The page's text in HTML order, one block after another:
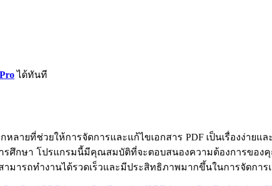
ได้ทันที
กหลายที่ช่วยให้การจัดการและแก้ไขเอกสาร PDF เป็นเรื่องง่
รศึกษา โปรแกรมนี้มีคุณสมบัติที่จะตอบสนองความต้องการของ
มารถทำงานได้รวดเร็วและมีประสิทธิภาพมากขึ้นในการจัดกา